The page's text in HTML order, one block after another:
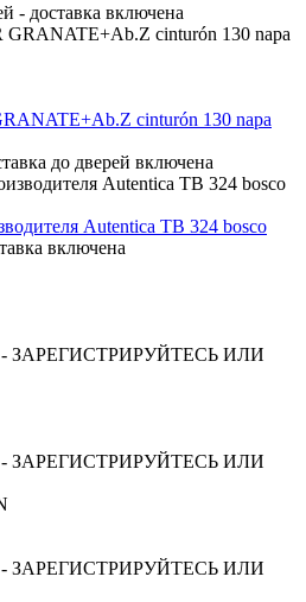
- доставка включена
cinturón 130 napa
до дверей включена
Autentica TB 324 bosco
включена
ЗАРЕГИСТРИРУЙТЕСЬ ИЛИ
ЗАРЕГИСТРИРУЙТЕСЬ ИЛИ
ЗАРЕГИСТРИРУЙТЕСЬ ИЛИ